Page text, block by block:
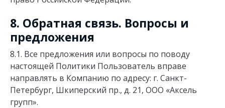
8. Обратная связь. Вопросы и
предложения
8.1. Все предложения или вопросы по поводу
настоящей Политики Пользователь вправе
направлять в Компанию по адресу: г. Санкт-
Петербург, Шкиперский пр., д. 21, ООО «Аксель
групп».